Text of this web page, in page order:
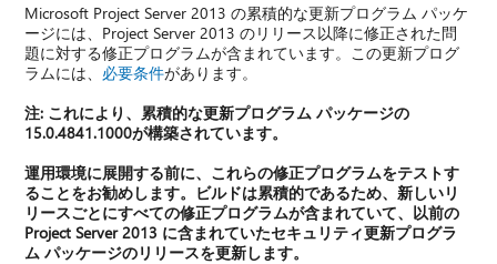
る
Microsoft Project Server 2013 の累積的な更新プログラム パッケ
ージには、Project Server 2013 のリリース以降に修正された問
題に対する修正プログラムが含まれています。この更新プログ
ラムには、 必要条件があります。
注: これにより、累積的な更新プログラム パッケージの
15.0.4841.1000が構築されています。
運用環境に展開する前に、これらの修正プログラムをテストす
ることをお勧めします。ビルドは累積的であるため、新しいリ
リースごとにすべての修正プログラムが含まれていて、以前の
Project Server 2013 に含まれていたセキュリティ更新プログラ
ム パッケージのリリースを更新します。